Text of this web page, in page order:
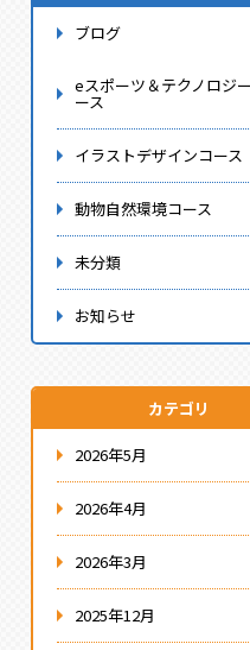
ブログ
eスポーツ＆テクノロジ
ース
イラストデザインコース
動物自然環境コース
未分類
お知らせ
カテゴリ
2026年5月
2026年4月
2026年3月
2025年12月